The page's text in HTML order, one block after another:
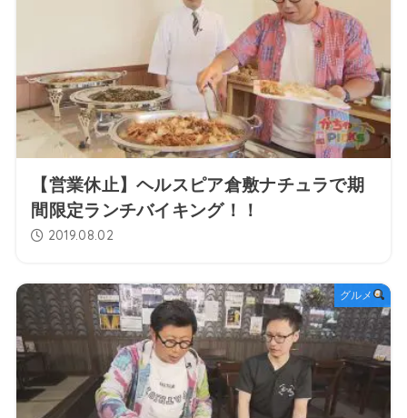
【営業休止】ヘルスピア倉敷ナチュラで期
間限定ランチバイキング！！
2019.08.02
グルメ